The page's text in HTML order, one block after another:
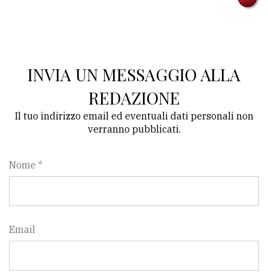
ALTRE
policy
policy
INVIA UN MESSAGGIO ALLA
REDAZIONE
Il tuo indirizzo email ed eventuali dati personali non
verranno pubblicati.
Nome *
Email